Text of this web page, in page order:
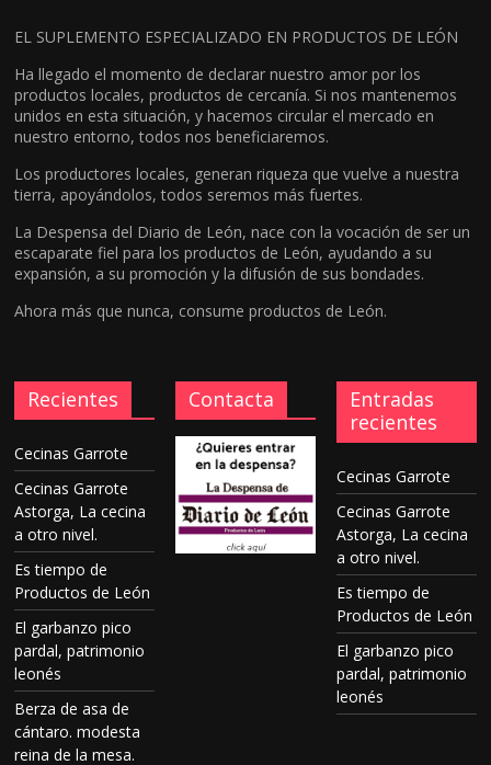
EL SUPLEMENTO ESPECIALIZADO EN PRODUCTOS DE LEÓN
Ha llegado el momento de declarar nuestro amor por los
productos locales, productos de cercanía. Si nos mantenemos
unidos en esta situación, y hacemos circular el mercado en
nuestro entorno, todos nos beneficiaremos.
Los productores locales, generan riqueza que vuelve a nuestra
tierra, apoyándolos, todos seremos más fuertes.
La Despensa del Diario de León, nace con la vocación de ser un
escaparate fiel para los productos de León, ayudando a su
expansión, a su promoción y la difusión de sus bondades.
Ahora más que nunca, consume productos de León.
Recientes
Cecinas Garrote
Cecinas Garrote
Astorga, La cecina
a otro nivel.
Es tiempo de
Productos de León
El garbanzo pico
pardal, patrimonio
leonés
Berza de asa de
cántaro. modesta
reina de la mesa.
Contacta
Entradas
recientes
Cecinas Garrote
Cecinas Garrote
Astorga, La cecina
a otro nivel.
Es tiempo de
Productos de León
El garbanzo pico
pardal, patrimonio
leonés